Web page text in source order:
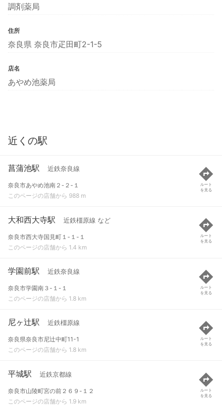
調剤薬局
住所
奈良県 奈良市疋田町2-1-5
店名
あやめ池薬局
近くの駅
菖蒲池駅 近鉄奈良線
奈良市あやめ池南２-２-１
このページの店舗から 988 m
ルート
を見る
大和西大寺駅 近鉄橿原線 など
奈良市西大寺国見町１-１-１
このページの店舗から 1.4 km
ルート
を見る
学園前駅 近鉄奈良線
奈良市学園南３-１-１
このページの店舗から 1.8 km
ルート
を見る
尼ヶ辻駅 近鉄橿原線
奈良県奈良市尼辻中町11-1
このページの店舗から 1.8 km
ルート
を見る
平城駅 近鉄京都線
奈良市山陵町宮の前２６９-１２
このページの店舗から 1.9 km
ルート
を見る